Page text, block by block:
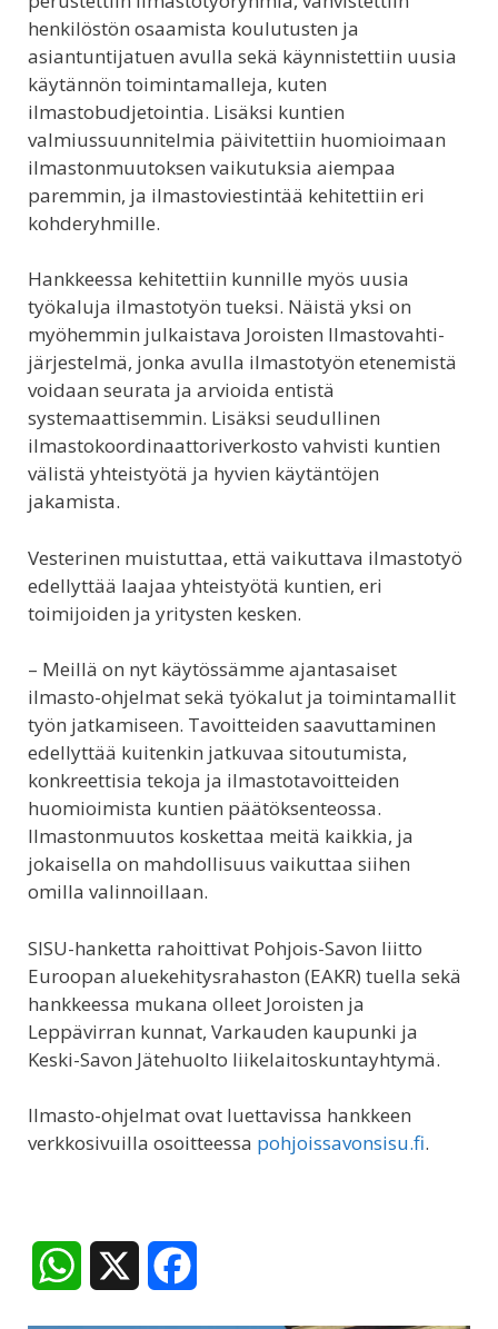
henkilöstön osaamista koulutusten ja
asiantuntijatuen avulla sekä käynnistettiin uusia
käytännön toimintamalleja, kuten
ilmastobudjetointia. Lisäksi kuntien
valmiussuunnitelmia päivitettiin huomioimaan
ilmastonmuutoksen vaikutuksia aiempaa
paremmin, ja ilmastoviestintää kehitettiin eri
kohderyhmille.
Hankkeessa kehitettiin kunnille myös uusia
työkaluja ilmastotyön tueksi. Näistä yksi on
myöhemmin julkaistava Joroisten Ilmastovahti-
järjestelmä, jonka avulla ilmastotyön etenemistä
voidaan seurata ja arvioida entistä
systemaattisemmin. Lisäksi seudullinen
ilmastokoordinaattoriverkosto vahvisti kuntien
välistä yhteistyötä ja hyvien käytäntöjen
jakamista.
Vesterinen muistuttaa, että vaikuttava ilmastotyö
edellyttää laajaa yhteistyötä kuntien, eri
toimijoiden ja yritysten kesken.
– Meillä on nyt käytössämme ajantasaiset
ilmasto-ohjelmat sekä työkalut ja toimintamallit
työn jatkamiseen. Tavoitteiden saavuttaminen
edellyttää kuitenkin jatkuvaa sitoutumista,
konkreettisia tekoja ja ilmastotavoitteiden
huomioimista kuntien päätöksenteossa.
Ilmastonmuutos koskettaa meitä kaikkia, ja
jokaisella on mahdollisuus vaikuttaa siihen
omilla valinnoillaan.
SISU-hanketta rahoittivat Pohjois-Savon liitto
Euroopan aluekehitysrahaston (EAKR) tuella sekä
hankkeessa mukana olleet Joroisten ja
Leppävirran kunnat, Varkauden kaupunki ja
Keski-Savon Jätehuolto liikelaitoskuntayhtymä.
Ilmasto-ohjelmat ovat luettavissa hankkeen
verkkosivuilla osoitteessa pohjoissavonsisu.fi.